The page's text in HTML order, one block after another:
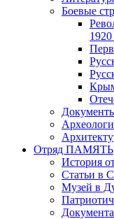
Боевые
1920
Отряд ПАМЯТЬ
История
Статьи в
Музей в